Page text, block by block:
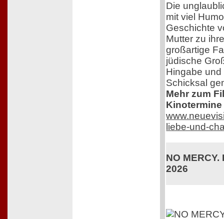
Die
mit viel
Geschichte
Mutter zu
großartige
jüdische
Hingabe
Schicksal
Mehr zum
liebe-und-
NO
2026